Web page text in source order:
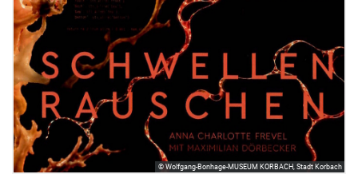
© Wolfgang-Bonhage-MUSEUM KORBACH, Stadt Korbach